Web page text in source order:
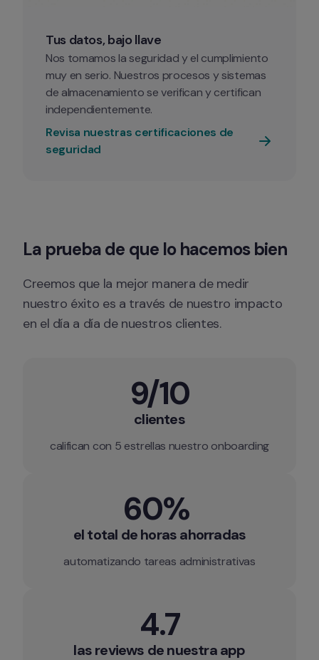
Tus datos, bajo llave
Nos tomamos la seguridad y el cumplimiento
muy en serio. Nuestros procesos y sistemas
de almacenamiento se verifican y certifican
independientemente.
Revisa nuestras certificaciones de
seguridad
La prueba de que lo hacemos bien
Creemos que la mejor manera de medir
nuestro éxito es a través de nuestro impacto
en el día a día de nuestros clientes.
9/10
clientes
califican con 5 estrellas nuestro onboarding
60%
el total de horas ahorradas
automatizando tareas administrativas
4.7
las reviews de nuestra app